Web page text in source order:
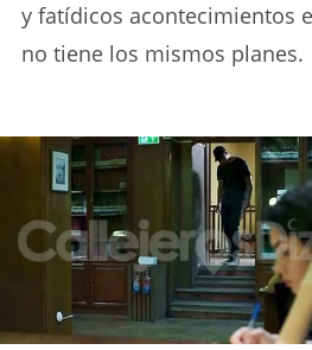
y fatídicos acontecimientos
no tiene los mismos planes.